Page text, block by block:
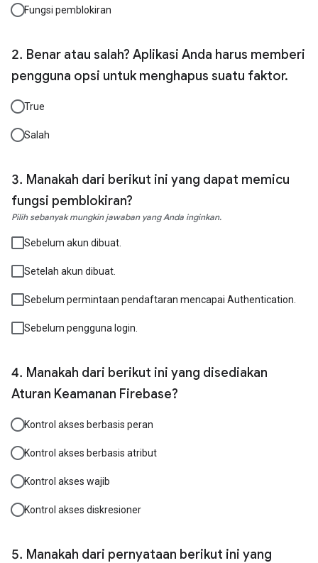
Fungsi pemblokiran
Benar atau salah? Aplikasi Anda harus memberi
pengguna opsi untuk menghapus suatu faktor.
True
Salah
Manakah dari berikut ini yang dapat memicu
fungsi pemblokiran?
Pilih sebanyak mungkin jawaban yang Anda inginkan.
Sebelum akun dibuat.
Setelah akun dibuat.
Sebelum permintaan pendaftaran mencapai Authentication.
Sebelum pengguna login.
Manakah dari berikut ini yang disediakan
Aturan Keamanan Firebase?
Kontrol akses berbasis peran
Kontrol akses berbasis atribut
Kontrol akses wajib
Kontrol akses diskresioner
Manakah dari pernyataan berikut ini yang